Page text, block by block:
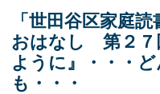
「世田谷区家庭
おはなし 第２
ように』・・・
も・・・